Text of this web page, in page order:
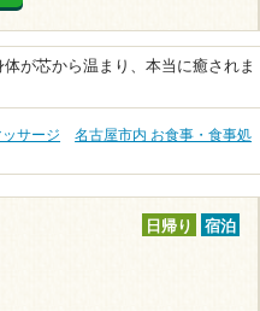
が芯から温まり、本当に癒されま
サージ
名古屋市内 お食事・食事処
日帰り 宿泊